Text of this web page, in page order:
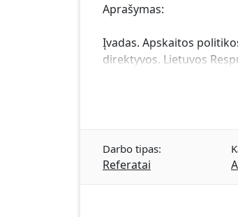
Aprašymas:
Įvadas. Apskaitos
direktyvos. Lietuvos
Darbo tipas:
Referatai